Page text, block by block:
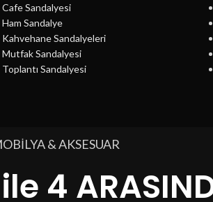
Cafe Sandalyesi
Ham Sandalye
Kahvehane Sandalyeleri
Mutfak Sandalyesi
Toplantı Sandalyesi
& AKSESUAR
ile 4